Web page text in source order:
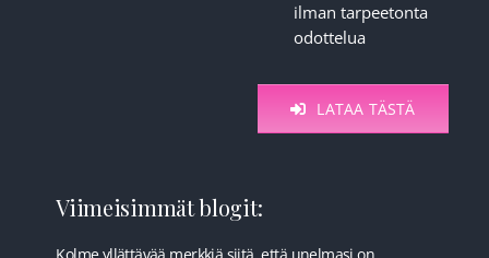
ilman tarpeetonta
odottelua
LATAA TÄSTÄ
Viimeisimmät blogit: